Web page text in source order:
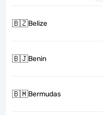
🇧🇿Belize
🇧🇯Benin
🇧🇲Bermudas